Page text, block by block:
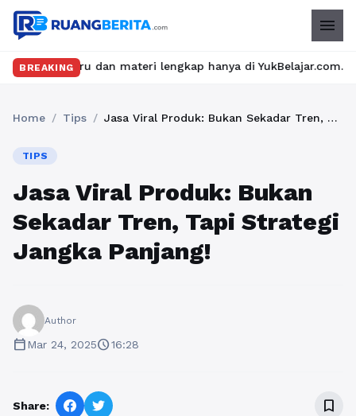
menu
BREAKING
dan materi lengkap hanya di YukBelajar.com. Mulai
Home / Tips / Jasa Viral Produk: Bukan Sekadar Tren, Tapi Strategi Jangka Panjang!
TIPS
Jasa Viral Produk: Bukan
Sekadar Tren, Tapi Strategi
Jangka Panjang!
Author
calendar_todayMar 24, 2025schedule16:28
Share: bookmark_border